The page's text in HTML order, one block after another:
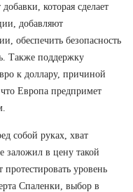
которая сделает
добавляют
обеспечить безопасность
Также поддержку
к доллару, причиной
Европа предпримет
собой руках, хват
заложил в цену такой
уровень
Спаленки, выбор в